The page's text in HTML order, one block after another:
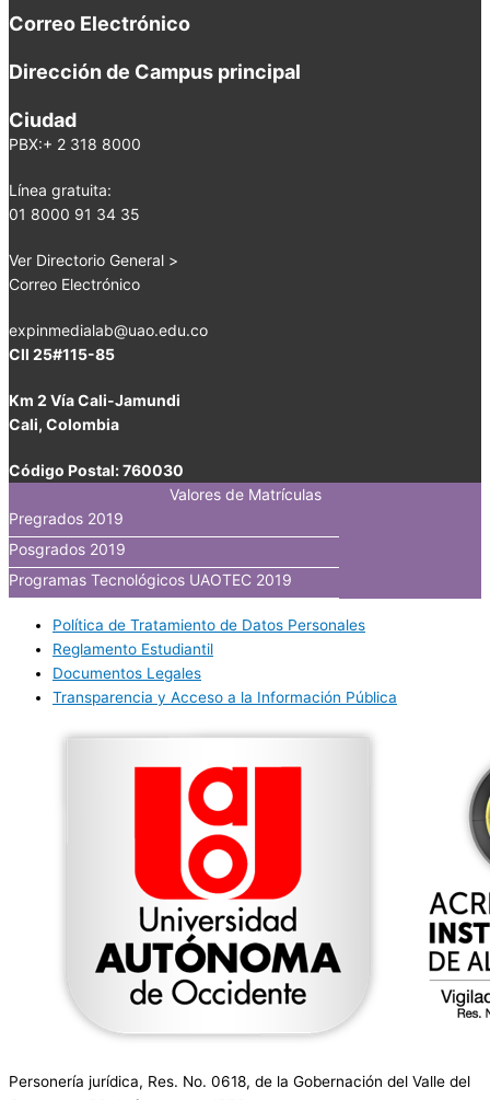
Correo Electrónico
Dirección de Campus principal
Ciudad
PBX:+ 2 318 8000
Línea gratuita:
01 8000 91 34 35
Ver Directorio General >
Correo Electrónico
expinmedialab@uao.edu.co
Cll 25#115-85
Km 2 Vía Cali-Jamundi
Cali, Colombia
Código Postal: 760030
Valores de Matrículas
Pregrados 2019
Posgrados 2019
Programas Tecnológicos UAOTEC 2019
Política de Tratamiento de Datos Personales
Reglamento Estudiantil
Documentos Legales
Transparencia y Acceso a la Información Pública
Personería jurídica, Res. No. 0618, de la Gobernación del Valle del